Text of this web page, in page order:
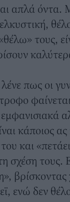
απλά όντα.
τους,
πως οι
κάποιος
και
σχέση τους.
ενώ δεν